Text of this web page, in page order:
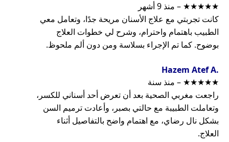
★★★★★ – منذ 9 أشهر
كانت تجربتي مع علاج الأسنان مريحة جدًا، وتعامل معي
الطبيب باهتمام واحترام، وشرح لي خطوات العلاج
بوضوح. كما تم الإجراء بسلاسة ومن دون ألم ملحوظ.
.Hazem Atef A
★★★★★ – منذ سنة
راجعت مغربي الصحية بعد أن تعرض أحد أسناني للكسر،
وتعاملت الطبيبة مع حالتي بصبر، وأعادت ترميم السن
بشكل نال رضاي، مع اهتمام واضح بالتفاصيل أثناء
العلاج.